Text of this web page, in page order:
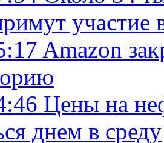
участие
Amazon
Цены на
днем в среду